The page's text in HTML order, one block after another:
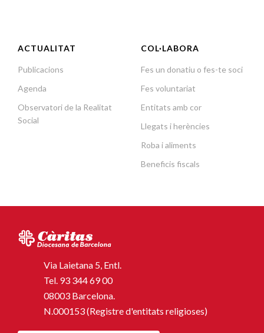
ACTUALITAT
Publicacions
Agenda
Observatori de la Realitat
Social
COL·LABORA
Fes un donatiu o fes-te soci
Fes voluntariat
Entitats amb cor
Llegats i herències
Roba i aliments
Beneficis fiscals
Via Laietana 5, Entl.
Tel. 93 344 69 00
08003 Barcelona.
N.000153 (Registre d'entitats religioses)